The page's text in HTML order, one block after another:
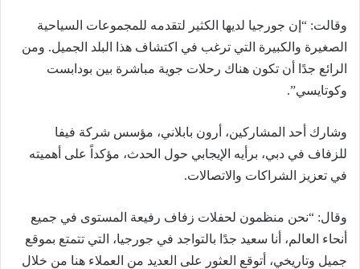
وقالت: “إن جورجيا لديها الكثير لتقدمه للمجموعات السياحية
الصغيرة والكبيرة التي ترغب في اكتشاف هذا البلد الجميل. ومن
الرائع جدًا أن تكون هناك رحلات جوية مباشرة بين بودابست
وكوتايسي”.
وشارك أحد المشاركين، أرون بابلاني، مؤسس شركة فيفا
للزفاف في دبي، برأيه الإيجابي حول الحدث، مؤكداً على أهميته
في تعزيز الشراكات والاتصالات.
وقال: “نحن منظمون لحفلات زفاف رفيعة المستوى في جميع
أنحاء العالم، أنا سعيد جدًا بالتواجد في جورجيا، التي تتمتع بموقع
جميل وتاريخي، أتوقع العثور على العديد من العملاء هنا من خلال